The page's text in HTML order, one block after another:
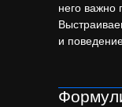
него важно
и